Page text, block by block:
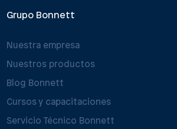
Grupo Bonnett
Nuestra empresa
Nuestros productos
Blog Bonnett
Cursos y capacitaciones
Servicio Técnico Bonnett